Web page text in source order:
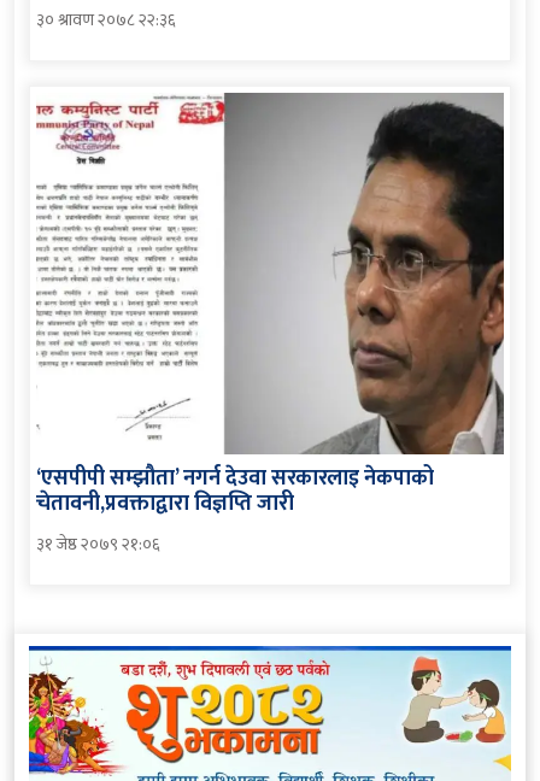
३० श्रावण २०७८ २२:३६
‘एसपीपी सम्झौता’ नगर्न देउवा सरकारलाइ नेकपाको
चेतावनी,प्रवक्ताद्वारा विज्ञप्ति जारी
३१ जेष्ठ २०७९ २१:०६